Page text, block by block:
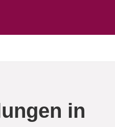
in